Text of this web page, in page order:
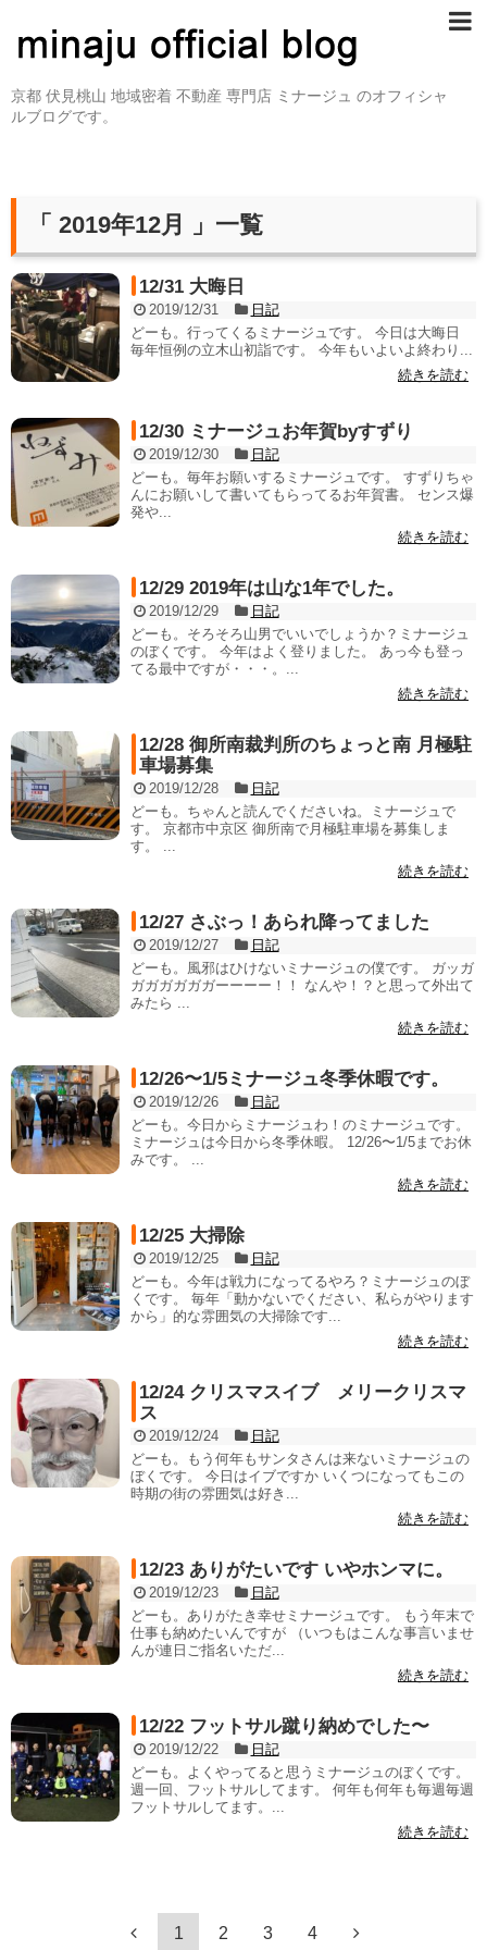
京都 伏見桃山 地域密着 不動産 専門店 ミナージュ のオフィシャ
ルブログです。
「 2019年12月 」一覧
12/31 大晦日
2019/12/31
日記
どーも。行ってくるミナージュです。 今日は大晦日
毎年恒例の立木山初詣です。 今年もいよいよ終わり...
続きを読む
12/30 ミナージュお年賀byすずり
2019/12/30
日記
どーも。毎年お願いするミナージュです。 すずりちゃ
んにお願いして書いてもらってるお年賀書。 センス爆
発や...
続きを読む
12/29 2019年は山な1年でした。
2019/12/29
日記
どーも。そろそろ山男でいいでしょうか？ミナージュ
のぼくです。 今年はよく登りました。 あっ今も登っ
てる最中ですが・・・。...
続きを読む
12/28 御所南裁判所のちょっと南 月極駐
車場募集
2019/12/28
日記
どーも。ちゃんと読んでくださいね。ミナージュで
す。 京都市中京区 御所南で月極駐車場を募集しま
す。 ...
続きを読む
12/27 さぶっ！あられ降ってました
2019/12/27
日記
どーも。風邪はひけないミナージュの僕です。 ガッガ
ガガガガガガーーーー！！ なんや！？と思って外出て
みたら ...
続きを読む
12/26〜1/5ミナージュ冬季休暇です。
2019/12/26
日記
どーも。今日からミナージュわ！のミナージュです。
ミナージュは今日から冬季休暇。 12/26〜1/5までお休
みです。 ...
続きを読む
12/25 大掃除
2019/12/25
日記
どーも。今年は戦力になってるやろ？ミナージュのぼ
くです。 毎年「動かないでください、私らがやります
から」的な雰囲気の大掃除です...
続きを読む
12/24 クリスマスイブ メリークリスマ
ス
2019/12/24
日記
どーも。もう何年もサンタさんは来ないミナージュの
ぼくです。 今日はイブですか いくつになってもこの
時期の街の雰囲気は好き...
続きを読む
12/23 ありがたいです いやホンマに。
2019/12/23
日記
どーも。ありがたき幸せミナージュです。 もう年末で
仕事も納めたいんですが （いつもはこんな事言いませ
んが連日ご指名いただ...
続きを読む
12/22 フットサル蹴り納めでした〜
2019/12/22
日記
どーも。よくやってると思うミナージュのぼくです。
週一回、フットサルしてます。 何年も何年も毎週毎週
フットサルしてます。...
続きを読む
1 2 3 4